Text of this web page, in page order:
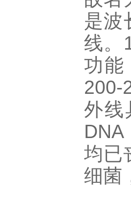
是波
线。
功能
200-
外线
DNA
均已
细菌